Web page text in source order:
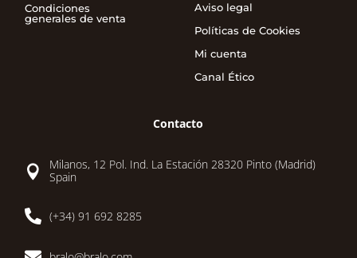
Condiciones
generales de venta
Aviso legal
Políticas de Cookies
Mi cuenta
Canal Ético
Contacto

Milanos, 12 Pol. Ind. La Estación 28320 Pinto (Madrid)
Spain
 (+34) 91 692 8285